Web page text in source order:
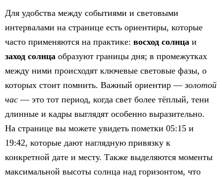
Для удобства между событиями и световыми
интервалами на странице есть ориентиры, которые
часто применяются на практике: восход солнца и
заход солнца образуют границы дня; в промежутках
между ними происходят ключевые световые фазы, о
которых стоит помнить. Важный ориентир —золотой
час — это тот период, когда свет более тёплый, тени
длинные и кадры выглядят особенно выразительно.
На странице вы можете увидеть пометки 05:15 и
19:42, которые дают наглядную привязку к
конкретной дате и месту. Также выделяются моменты
максимальной высоты солнца над горизонтом, что